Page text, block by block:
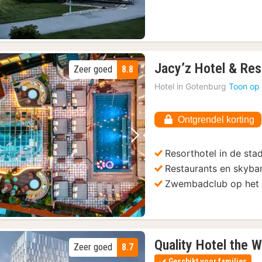
Vorige foto Volgende foto
8.8
Zeer goed Jacy’z Hotel &
Hotel in Gotenburg Toon
Ontgrendel korting
Resorthotel in de stad
Restaurants en
Zwembadclub op het
8.7
Zeer goed Quality Hotel the